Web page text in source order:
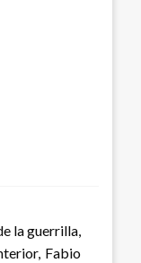
la guerrilla,
Fabio